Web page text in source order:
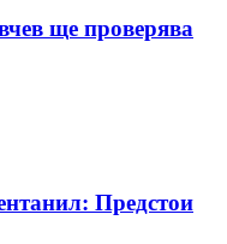
ще проверява
Предстои